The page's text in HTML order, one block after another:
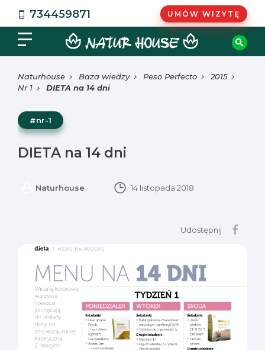
734459871 UMÓW WIZYTĘ
Naturhouse Baza wiedzy Peso Perfecto
2015
Nr 1
DIETA na 14 dni
#nr-1
DIETA na 14 dni
Naturhouse 14 listopada 2018
Udostępnij